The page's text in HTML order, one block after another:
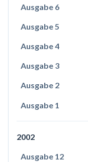
Ausgabe 6
Ausgabe 5
Ausgabe 4
Ausgabe 3
Ausgabe 2
Ausgabe 1
2002
Ausgabe 12